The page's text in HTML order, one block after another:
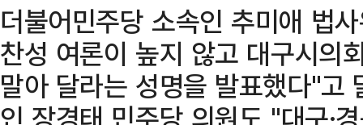
더불어민주당 소속인 추미애 법
찬성 여론이 높지 않고 대구시의
말아 달라는 성명을 발표했다"고
인 장경태 민주당 의원도 "대구·